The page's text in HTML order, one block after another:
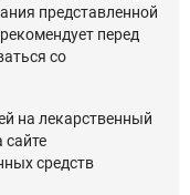
представленной
перед
со
на лекарственный
сайте
средств